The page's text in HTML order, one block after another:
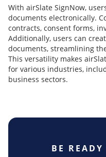
With airSlate SignNow,
documents electronically.
contracts, consent forms,
Additionally, users can
documents, streamlining
This versatility makes
for various industries,
business sectors.
BE